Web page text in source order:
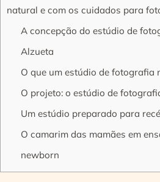
natural e com os cuidados para
A concepção do estúdio de
Alzueta
O que um estúdio de fotografia
O projeto: o estúdio de
Um estúdio preparado para
O camarim das mamães em
newborn